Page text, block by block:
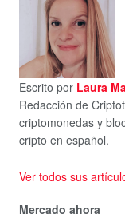
Escrito por Laura
Redacción de
criptomonedas y
cripto en español.
Ver todos sus
Mercado ahora